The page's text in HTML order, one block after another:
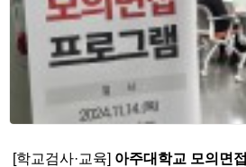
[학교검사·교육] 아주대학교 모의면접